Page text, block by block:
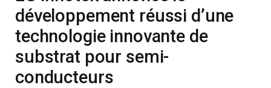
développement réussi d’une
technologie innovante de
substrat pour semi-
conducteurs